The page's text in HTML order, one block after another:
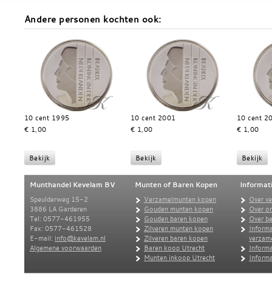
Andere personen kochten ook:
10 cent 1995
€ 1,00
10 cent 2001
€ 1,00
10 cent
€ 1,00
Munthandel Kevelam BV
Speulderweg 15-2
3886 LA Garderen
Tel: 0577-461955
Fax: 0577-461528
E-mail: info@kevelam.nl
Algemene voorwaarden
Munten of Baren Kopen
Verzamelmunten kopen
Gouden munten kopen
Gouden baren kopen
Zilveren munten kopen
Zilveren baren kopen
Baren koop Utrecht
Munten inkoop Utrecht
Over
Over
Over